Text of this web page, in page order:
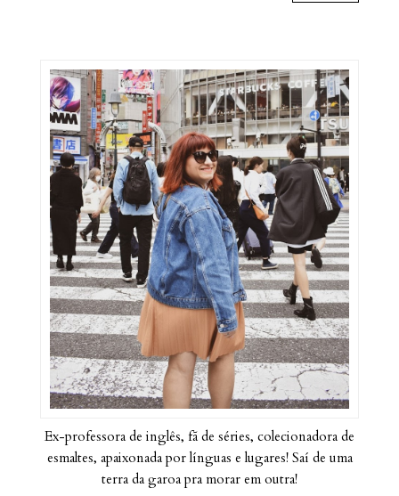
Ex-professora de inglês, fã de séries, colecionadora de
esmaltes, apaixonada por línguas e lugares! Saí de uma
terra da garoa pra morar em outra!